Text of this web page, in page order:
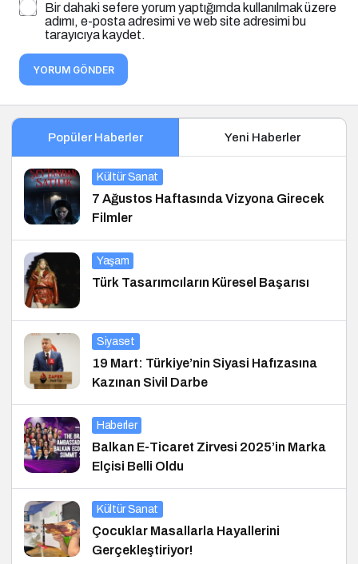
Bir dahaki sefere yorum yaptığımda kullanılmak üzere
adımı, e-posta adresimi ve web site adresimi bu
tarayıcıya kaydet.
YORUM GÖNDER
Popüler Haberler Yeni Haberler
Kültür Sanat
7 Ağustos Haftasında Vizyona Girecek
Filmler
Yaşam
Türk Tasarımcıların Küresel Başarısı
Siyaset
19 Mart: Türkiye’nin Siyasi Hafızasına
Kazınan Sivil Darbe
Haberler
Balkan E-Ticaret Zirvesi 2025’in Marka
Elçisi Belli Oldu
Kültür Sanat
Çocuklar Masallarla Hayallerini
Gerçekleştiriyor!